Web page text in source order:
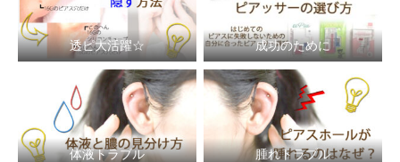
透ピ大活躍☆ 成功のために
体液トラブル 腫れトラブル